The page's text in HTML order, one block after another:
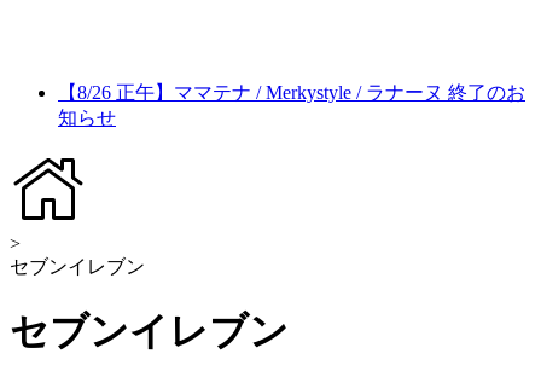
【8/26 正午】ママテナ / Merkystyle / ラナーヌ 終了のお
知らせ
>
セブンイレブン
セブンイレブン